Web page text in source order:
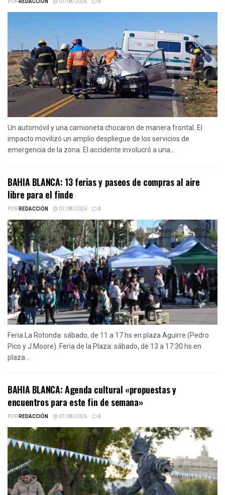
Un automóvil y una camioneta chocaron de manera frontal. El
impacto movilizó un amplio despliegue de los servicios de
emergencia de la zona. El accidente involucró a una...
BAHIA BLANCA: 13 ferias y paseos de compras al aire
libre para el finde
PORREDACCIÓN 07/08/2026 0
Feria La Rotonda: sábado, de 11 a 17 hs en plaza Aguirre (Pedro
Pico y J.Moore). Feria de la Plaza: sábado, de 13 a 17:30 hs en
plaza...
BAHIA BLANCA: Agenda cultural «propuestas y
encuentros para este fin de semana»
PORREDACCIÓN 07/08/2026 0